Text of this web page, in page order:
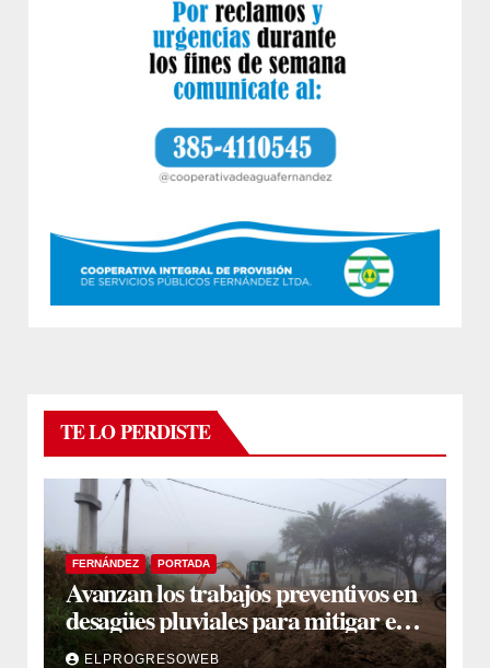
TE LO PERDISTE
FERNÁNDEZ PORTADA
Avanzan los trabajos preventivos en
desagües pluviales para mitigar el
impacto de la temporada de lluvias
ELPROGRESOWEB